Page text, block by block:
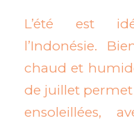
L’été est
l’Indonésie.
chaud et
de juillet
ensoleillées,